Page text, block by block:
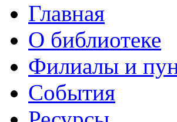
Главная
О библиотеке
Филиалы и
События